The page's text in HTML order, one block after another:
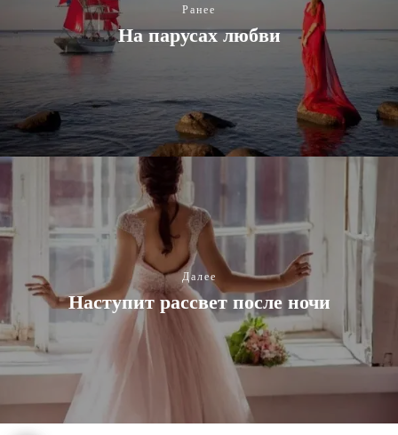
Ранее
На парусах любви
Далее
Наступит рассвет после ночи